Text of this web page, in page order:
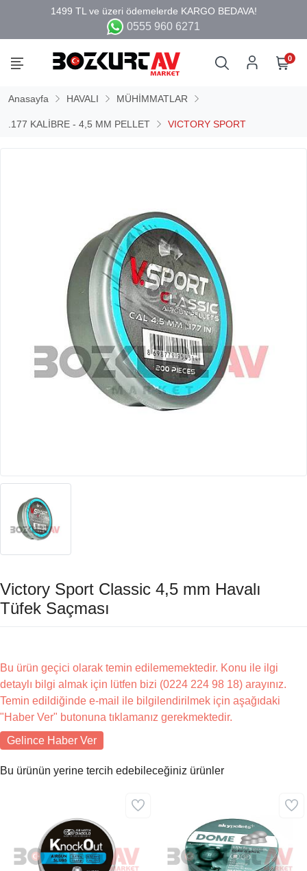
0555 960 6271
0
Anasayfa HAVALI MÜHİMMATLAR
.177 KALİBRE - 4,5 MM PELLET VICTORY SPORT
Victory Sport Classic 4,5 mm Havalı
Tüfek Saçması
Bu ürün geçici olarak temin edilememektedir. Konu ile ilgi
detaylı bilgi almak için lütfen bizi (0224 224 98 18) arayınız.
Temin edildiğinde e-mail ile bilgilendirilmek için aşağıdaki
"Haber Ver" butonuna tıklamanız gerekmektedir.
Gelince Haber Ver
Bu ürünün yerine tercih edebileceğiniz ürünler